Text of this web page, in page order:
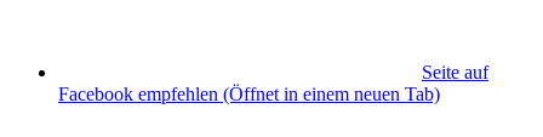
Seite auf
Facebook empfehlen (Öffnet in einem neuen Tab)